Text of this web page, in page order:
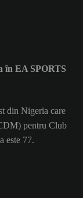
în EA SPORTS
din Nigeria care
pentru Club
este 77.